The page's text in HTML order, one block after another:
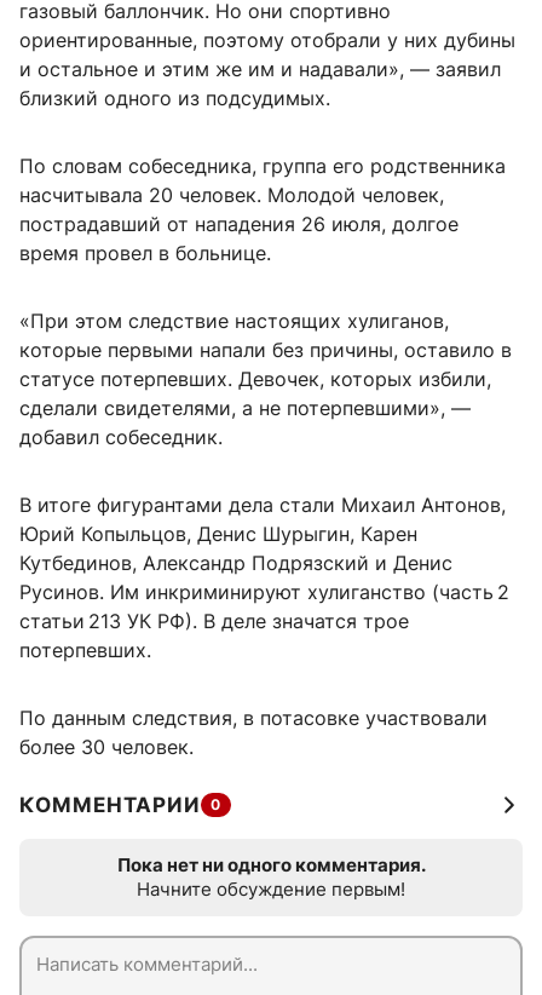
газовый баллончик. Но они спортивно
ориентированные, поэтому отобрали у них дубины
и остальное и этим же им и надавали», — заявил
близкий одного из подсудимых.
По словам собеседника, группа его родственника
насчитывала 20 человек. Молодой человек,
пострадавший от нападения 26 июля, долгое
время провел в больнице.
«При этом следствие настоящих хулиганов,
которые первыми напали без причины, оставило в
статусе потерпевших. Девочек, которых избили,
сделали свидетелями, а не потерпевшими», —
добавил собеседник.
В итоге фигурантами дела стали Михаил Антонов,
Юрий Копыльцов, Денис Шурыгин, Карен
Кутбединов, Александр Подрязский и Денис
Русинов. Им инкриминируют хулиганство (часть 2
статьи 213 УК РФ). В деле значатся трое
потерпевших.
По данным следствия, в потасовке участвовали
более 30 человек.
КОММЕНТАРИИ 0
Пока нет ни одного комментария.
Начните обсуждение первым!